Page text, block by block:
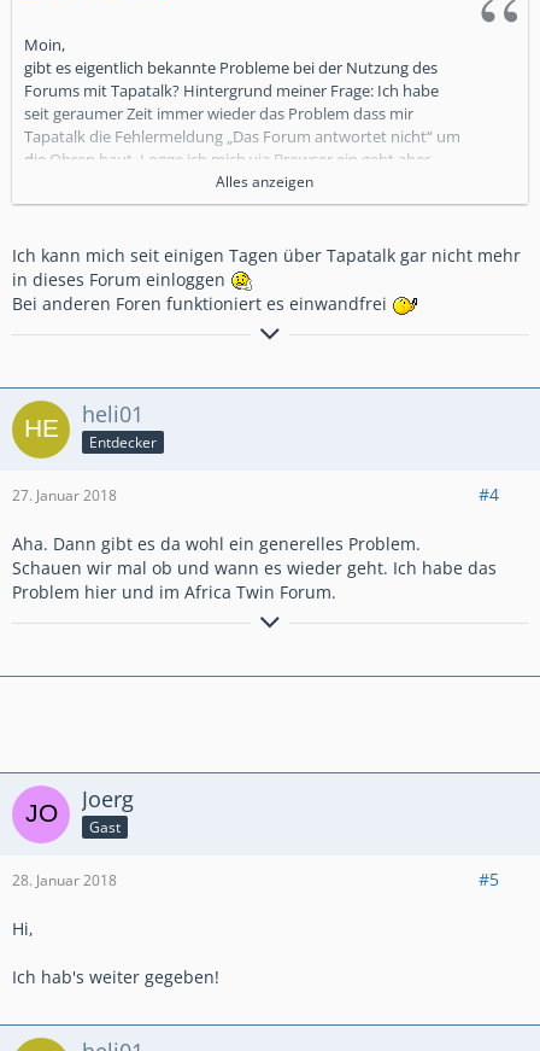
Moin,
gibt es eigentlich bekannte Probleme bei der Nutzung des
Forums mit Tapatalk? Hintergrund meiner Frage: Ich habe
seit geraumer Zeit immer wieder das Problem dass mir
Tapatalk die Fehlermeldung „Das Forum antwortet nicht“ um
die Ohren haut. Logge ich mich via Browser ein geht aber
Nur bei mir oder sonst noch bei jemanden?
Viele Grüße
Norbert
Alles anzeigen
Ich kann mich seit einigen Tagen über Tapatalk gar nicht mehr
in dieses Forum einloggen
Bei anderen Foren funktioniert es einwandfrei
Grüße aus Schleswig-Holstein
... nach 2 Crosstourern mit
auf Ducati Multistrada 1200 Enduro unterwegs
heli01
Entdecker
27. Januar 2018 #4
Aha. Dann gibt es da wohl ein generelles Problem.
Schauen wir mal ob und wann es wieder geht. Ich habe das
Problem hier und im Africa Twin Forum.
Viele Grüße
Norbert
Joerg
Gast
28. Januar 2018 #5
Hi,
Ich hab's weiter gegeben!